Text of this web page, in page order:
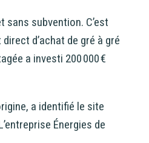
sans subvention. C’est
d’achat de gré à gré
a investi 200 000 €
a identifié le site
Énergies de